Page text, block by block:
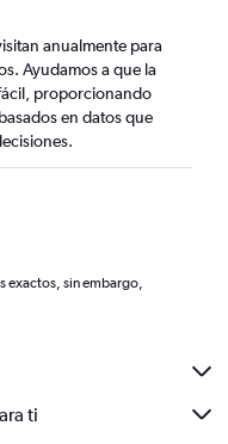
anualmente para
Ayudamos a que la
proporcionando
en datos que
exactos, sin embargo,
ti